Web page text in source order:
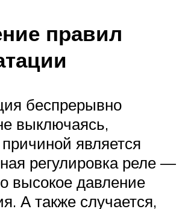
правил
беспрерывно
выключаясь,
является
регулировка реле —
высокое давление
А также случается,